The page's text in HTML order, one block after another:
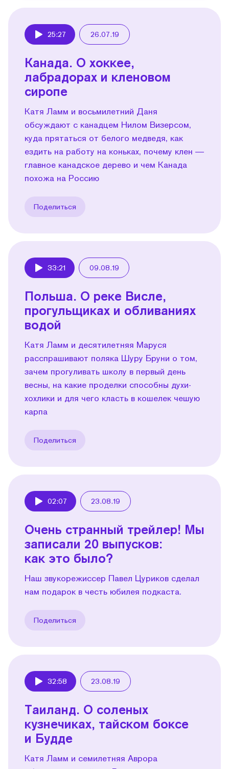
25:27 26.07.19
Канада. О хоккее,
лабрадорах и кленовом
сиропе
Катя Ламм и восьмилетний Даня
обсуждают с канадцем Нилом Визерсом,
куда прятаться от белого медведя, как
ездить на работу на коньках, почему клен —
главное канадское дерево и чем Канада
похожа на Россию
Поделиться
33:21 09.08.19
Польша. О реке Висле,
прогульщиках и обливаниях
водой
Катя Ламм и десятилетняя Маруся
расспрашивают поляка Шуру Бруни о том,
зачем прогуливать школу в первый день
весны, на какие проделки способны духи-
хохлики и для чего класть в кошелек чешую
карпа
Поделиться
02:07 23.08.19
Очень странный трейлер! Мы
записали 20 выпусков:
как это было?
Наш звукорежиссер Павел Цуриков сделал
нам подарок в честь юбилея подкаста.
Поделиться
32:58 23.08.19
Таиланд. О соленых
кузнечиках, тайском боксе
и Будде
Катя Ламм и семилетняя Аврора